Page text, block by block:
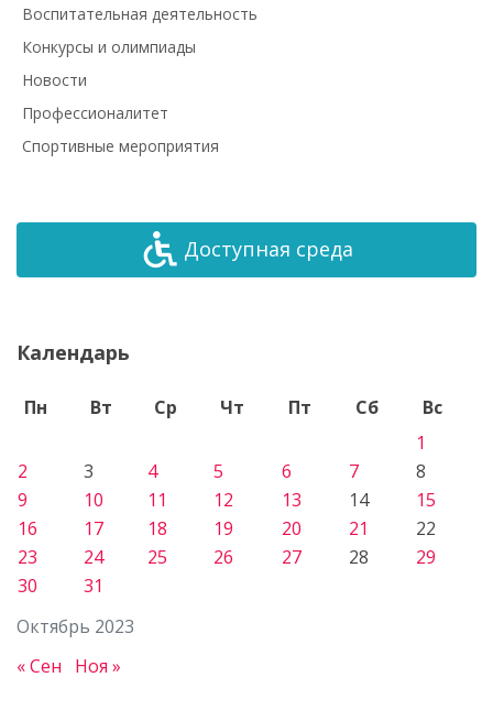
Воспитательная деятельность
Конкурсы и олимпиады
Новости
Профессионалитет
Спортивные мероприятия
Доступная среда
Календарь
Октябрь 2023
Пн Вт Ср Чт Пт Сб
Вс
1
2
3 4 5 6 7
8
9
10 11 12 13 14
15
16
17 18 19 20 21
22
23
24 25 26 27 28
29
30
31
« Сен Ноя »